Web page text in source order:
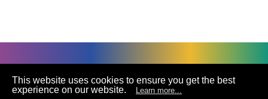
This website uses cookies to ensure you get the best
experience on our website.
Learn more...